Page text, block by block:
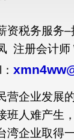
资税务服务–
注册会计
营企业发展
班人难产生
湾企业取得